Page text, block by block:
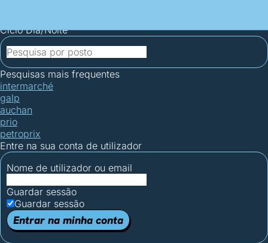
Ciclo Dia/Noite
Pesquisas mais frequentes
intermarché
galp
auchan
prio
petroprix
Entre na sua conta de utilizador
Nome de utilizador ou email
Guardar sessão
Guardar sessão
Entrar na minha conta